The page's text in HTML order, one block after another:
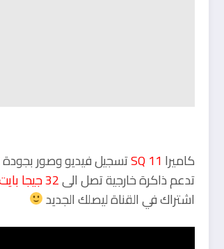
كاميرا تسجيل فيديو وصور بجودة
تدعم ذاكرة خارجية تصل الى
اشتراك في القناة ليصلك الجديد